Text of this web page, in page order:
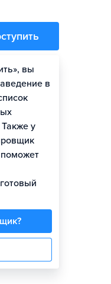
вы
в
у
поможет